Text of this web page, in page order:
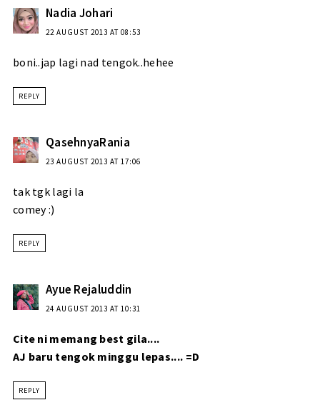
Nadia Johari
22 AUGUST 2013 AT 08:53
boni..jap lagi nad tengok..hehee
REPLY
QasehnyaRania
23 AUGUST 2013 AT 17:06
tak tgk lagi la
comey :)
REPLY
Ayue Rejaluddin
24 AUGUST 2013 AT 10:31
Cite ni memang best gila....
AJ baru tengok minggu lepas.... =D
REPLY